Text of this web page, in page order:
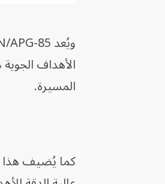
الأهداف
المسيرة.
كما يُضيف هذا